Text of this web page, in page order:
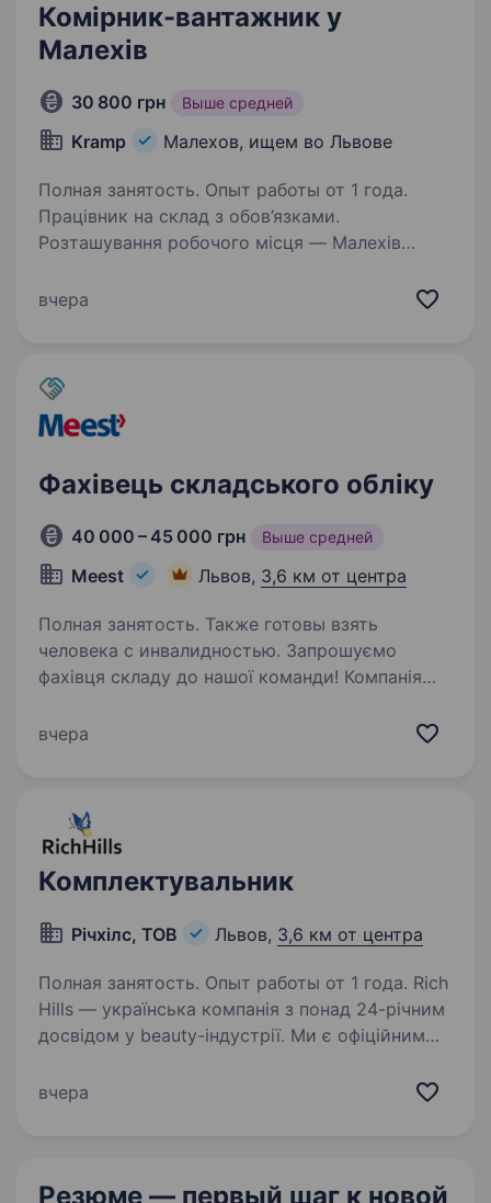
Комірник-вантажник у
Малехів
30 800 грн Выше средней
Kramp Малехов, ищем во Львове
Полная занятость. Опыт работы от 1 года.
Працівник на склад з обов’язками.
Розташування робочого місця — Малехів
обов’язки: Організація та виконання роботи
вчера
Фахівець складського обліку
40 000 – 45 000 грн Выше средней
Meest Львов, 3,6 км от центра
Полная занятость. Также готовы взять
человека с инвалидностью. Запрошуємо
фахівця складу до нашої команди! Компанія
відповідального оператора для роботи
ця вакансія…
вчера
Комплектувальник
Річхілс, ТОВ Львов, 3,6 км от центра
Полная занятость. Опыт работы от 1 года. Rich
Hills — українська компанія з понад 24-річним
досвідом у beauty-індустрії. Ми є офіційним
та виробником професійної продукції Divia.
вчера
Резюме — первый шаг к новой